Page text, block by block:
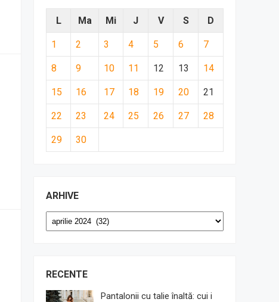
L Ma Mi J V S D
1 2 3 4 5 6 7
8 9 10 11 12 13 14
15 16 17 18 19 20 21
22 23 24 25 26 27 28
29 30
ARHIVE
Arhive
RECENTE
Pantalonii cu talie înaltă: cui i